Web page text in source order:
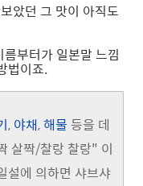
았던 그 맛이 아직도
부터가 일본말 느낌
법이죠.
, 야채,해물 등을 데
살짝/찰랑 찰랑" 이
설에 의하면 샤브샤